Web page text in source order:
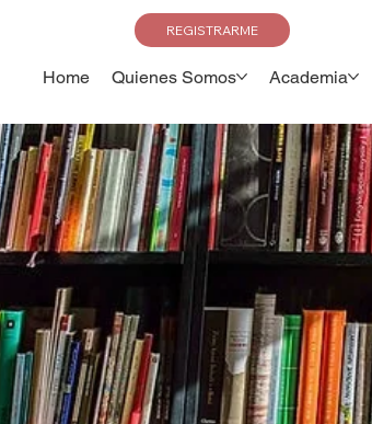
Home Quienes Somos Academia
REGISTRARME